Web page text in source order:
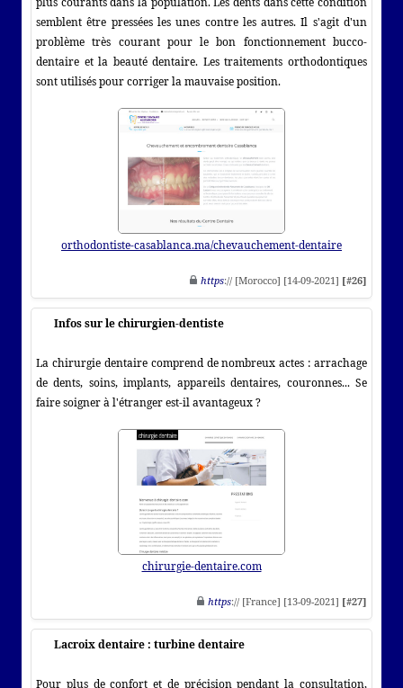
semblent être pressées les unes contre les autres. Il s'agit d'un
problème très courant pour le bon fonctionnement bucco-
dentaire et la beauté dentaire. Les traitements orthodontiques
sont utilisés pour corriger la mauvaise position.
orthodontiste-casablanca.ma/chevauchement-dentaire
https:// [Morocco] [14-09-2021] [#26]
Infos sur le chirurgien-dentiste
La chirurgie dentaire comprend de nombreux actes : arrachage
de dents, soins, implants, appareils dentaires, couronnes... Se
faire soigner à l'étranger est-il avantageux ?
chirurgie-dentaire.com
https:// [France] [13-09-2021] [#27]
Lacroix dentaire : turbine dentaire
Pour plus de confort et de précision pendant la consultation,